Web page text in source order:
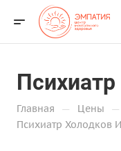
Главная — Цены —
Психиатр Холодков